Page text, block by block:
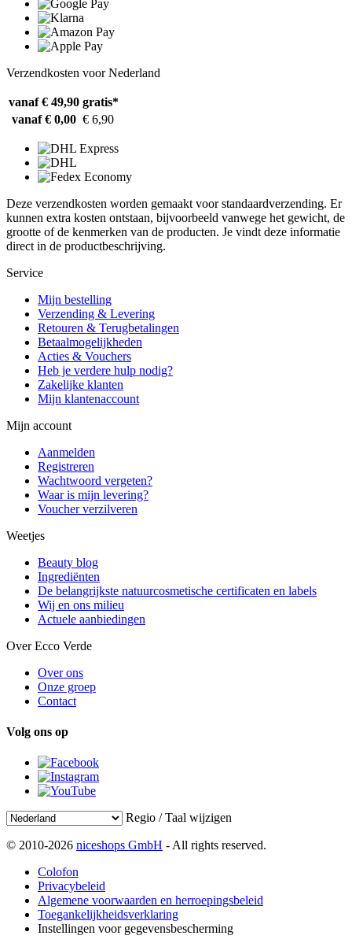
Verzendkosten voor Nederland
vanaf € 49,90 gratis*
vanaf € 0,00 € 6,90
Deze verzendkosten worden gemaakt voor standaardverzending. Er
kunnen extra kosten ontstaan, bijvoorbeeld vanwege het gewicht, de
grootte of de kenmerken van de producten. Je vindt deze informatie
direct in de productbeschrijving.
Service
Mijn bestelling
Verzending & Levering
Retouren & Terugbetalingen
Betaalmogelijkheden
Acties & Vouchers
Heb je verdere hulp nodig?
Zakelijke klanten
Mijn klantenaccount
Mijn account
Aanmelden
Registreren
Wachtwoord vergeten?
Waar is mijn levering?
Voucher verzilveren
Weetjes
Beauty blog
Ingrediënten
De belangrijkste natuurcosmetische certificaten en labels
Wij en ons milieu
Actuele aanbiedingen
Over Ecco Verde
Over ons
Onze groep
Contact
Volg ons op
Regio / Taal wijzigen
© 2010-2026 niceshops GmbH - All rights reserved.
Colofon
Privacybeleid
Algemene voorwaarden en herroepingsbeleid
Toegankelijkheidsverklaring
Instellingen voor gegevensbescherming